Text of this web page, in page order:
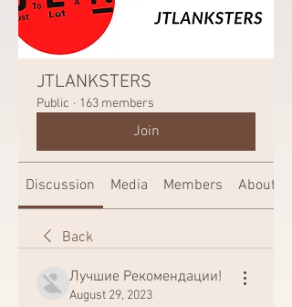
JTLANKSTERS
Public · 163 members
Join
Discussion Media Members About
Back
Лучшие Рекомендации!
August 29, 2023